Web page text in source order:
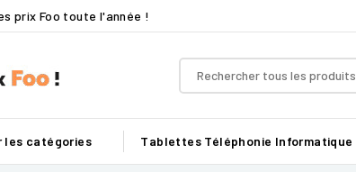
prix Foo toute l'année !
les catégories Tablettes Téléphonie Informatique